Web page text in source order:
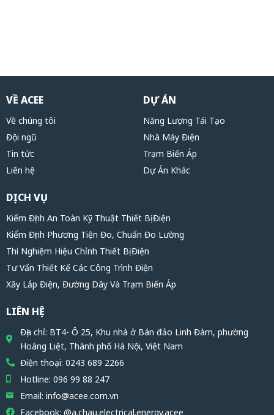
VỀ ACEE
Về chúng tôi
Đội ngũ
Tin tức
Liên hệ
DỰ ÁN
Năng Lượng Tái Tạo
Nhà Máy Điện
Trạm Biến Áp
Dự Án Khác
DỊCH VỤ
Kiểm Định An Toàn Kỹ Thuật Thiết Bị Điện
Kiểm Định Phương Tiện Đo, Chuẩn Đo Lường
Thí Nghiệm Hiệu Chỉnh Thiết Bị Điện
Tư Vấn Thiết Kế Các Công Trình Điện
Xây Lắp Điện, Đường Dây Và Trạm Biến Áp
LIÊN HỆ
Địa chỉ: BT4- Ô 25, Khu nhà ở Bán đảo Linh Đàm, phường
Hoàng Liệt, Thành phố Hà Nội, Việt Nam
Điện thoại: 0243 689 2266
Hotline: 096 99 88 247
Email: info@acee.com.vn
Facebook: @a.chau.electrical.energy.acee